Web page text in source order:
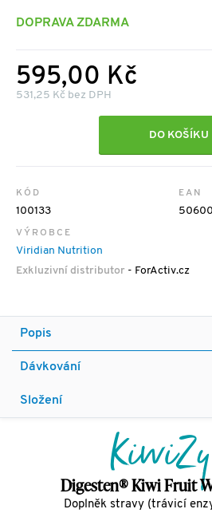
DOPRAVA ZDARMA
595,00 Kč
531,25 Kč bez DPH
DO KOŠÍKU
KÓD
100133
EAN
VÝROBCE
Viridian Nutrition
Exkluzivní distributor - ForActiv.cz
Popis
Dávkování
Složení
Digesten® Kiwi Fruit
Doplněk stravy (trávicí